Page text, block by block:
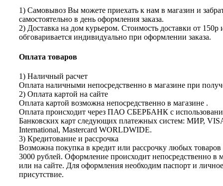
1) Самовывоз Вы можете приехать к нам в магазин и
самостоятельно в день оформления заказа.
2) Доставка на дом курьером. Стоимость доставки от 150р
обговаривается индивидуально при оформлении заказа.
Оплата товаров
1) Наличный расчет
Оплата наличными непосредственно в магазине при
2) Оплата картой на сайте
Оплата картой возможна непосредственно в магазине .
Оплата происходит через ПАО СБЕРБАНК с
Банковских карт следующих платежных систем: МИР,
International, Mastercard WORLDWIDE.
3) Кредитование и рассрочка
Возможна покупка в кредит или рассрочку любых
3000 рублей. Оформление происходит непосредственно в
или на сайте. Для оформления необходим паспорт и личное
присутствие.